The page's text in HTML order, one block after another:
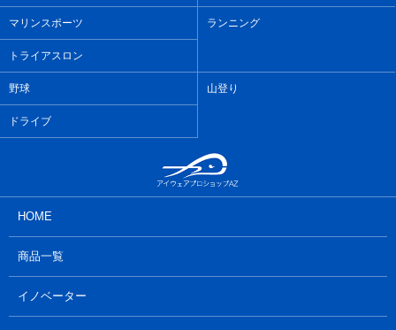
マリンスポーツ
トライアスロン
ランニング
野球 山登り
ドライブ
HOME
商品一覧
イノベーター